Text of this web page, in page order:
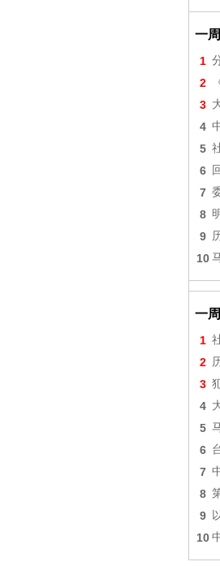
一
1
2
3
4
5
6
7
8
9
10
一
1
2
3
4
5
6
7
8
9
10